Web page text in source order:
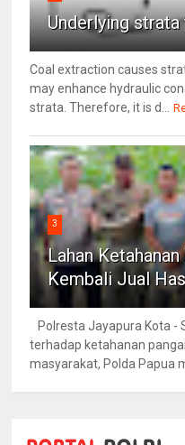
Underlying
Coal extraction causes
may enhance hydraulic
strata. Therefore, it is d...
3
Lahan
Kembali Jual
Polresta Jayapura Kota -
terhadap ketahanan
masyarakat, Polda Papua